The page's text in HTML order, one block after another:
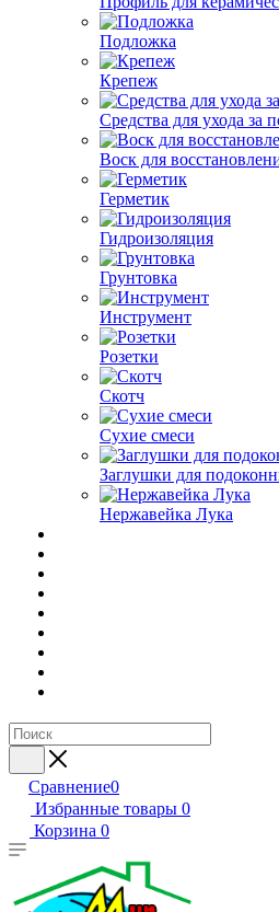
Подложка
Крепеж
Средства для ухода за
Воск для
Герметик
Гидроизоляция
Грунтовка
Инструмент
Розетки
Скотч
Сухие смеси
Заглушки для
Нержавейка Лука
Сравнение0
Избранные товары 0
Корзина 0